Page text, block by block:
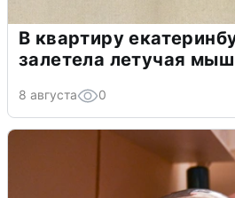
В квартиру
залетела летучая
8 августа 0